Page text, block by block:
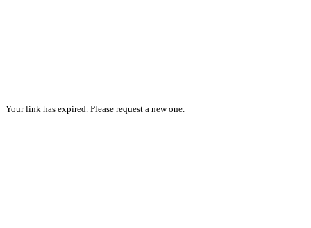
Your link has expired. Please request a new one.